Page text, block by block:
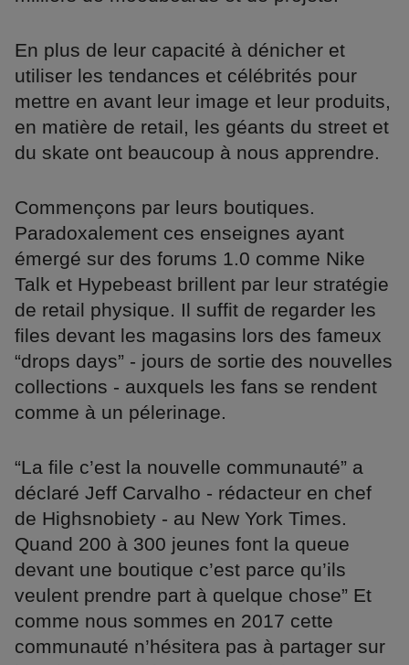
En plus de leur capacité à dénicher et
utiliser les tendances et célébrités pour
mettre en avant leur image et leur produits,
en matière de retail, les géants du street et
du skate ont beaucoup à nous apprendre.
Commençons par leurs boutiques.
Paradoxalement ces enseignes ayant
émergé sur des forums 1.0 comme Nike
Talk et Hypebeast brillent par leur stratégie
de retail physique. Il suffit de regarder les
files devant les magasins lors des fameux
“drops days” - jours de sortie des nouvelles
collections - auxquels les fans se rendent
comme à un pélerinage.
“La file c’est la nouvelle communauté” a
déclaré Jeff Carvalho - rédacteur en chef
de Highsnobiety - au New York Times.
Quand 200 à 300 jeunes font la queue
devant une boutique c’est parce qu’ils
veulent prendre part à quelque chose” Et
comme nous sommes en 2017 cette
communauté n’hésitera pas à partager sur